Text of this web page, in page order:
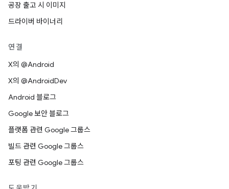
공장 출고 시 이미지
드라이버 바이너리
연결
X의 @Android
X의 @AndroidDev
Android 블로그
Google 보안 블로그
플랫폼 관련 Google 그룹스
빌드 관련 Google 그룹스
포팅 관련 Google 그룹스